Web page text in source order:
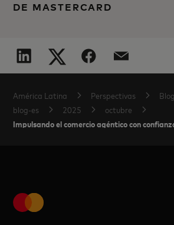
DE MASTERCARD
América Latina Perspectivas
blog-es
2025 octubre
Impulsando el comercio agéntico con